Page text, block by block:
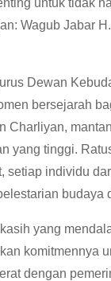
untuk tidak
Wagub Jabar
Dewan
bersejarah
Charliyan,
yang tinggi.
setiap individu
budaya
yang
komitmennya
dengan